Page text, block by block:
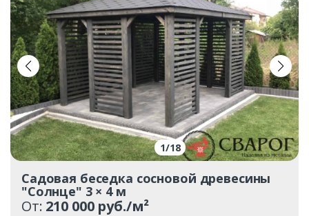
1/18
Садовая беседка сосновой древесины
"Солнце" 3 × 4 м
От: 210 000 руб./м²